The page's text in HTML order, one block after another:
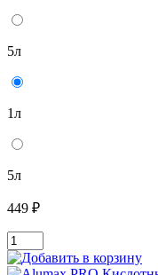
5л
1л
5л
449 ₽